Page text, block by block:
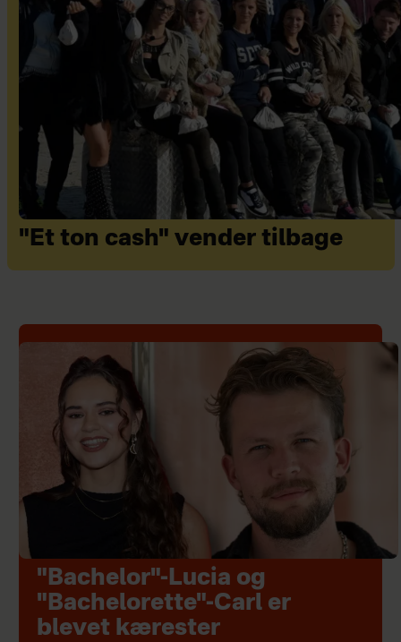
"Et ton cash" vender tilbage
"Bachelor"-Lucia og
"Bachelorette"-Carl er
blevet kærester